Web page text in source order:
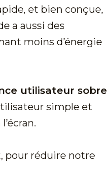
et bien conçue,
a aussi des
moins d’énergie
utilisateur sobre
simple et
pour réduire notre